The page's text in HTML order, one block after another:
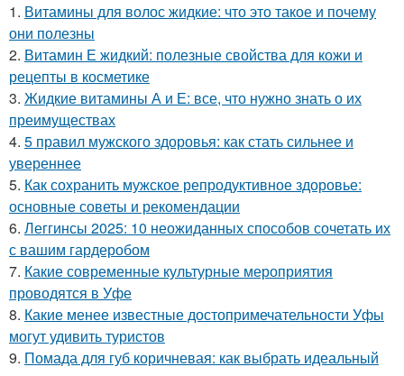
1. Витамины для волос жидкие: что это такое и почему
они полезны
2. Витамин Е жидкий: полезные свойства для кожи и
рецепты в косметике
3. Жидкие витамины А и Е: все, что нужно знать о их
преимуществах
4. 5 правил мужского здоровья: как стать сильнее и
увереннее
5. Как сохранить мужское репродуктивное здоровье:
основные советы и рекомендации
6. Леггинсы 2025: 10 неожиданных способов сочетать их
с вашим гардеробом
7. Какие современные культурные мероприятия
проводятся в Уфе
8. Какие менее известные достопримечательности Уфы
могут удивить туристов
9. Помада для губ коричневая: как выбрать идеальный